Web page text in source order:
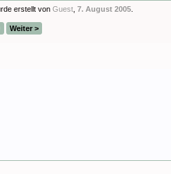
erstellt vonGuest ,7. August 2005
Weiter >